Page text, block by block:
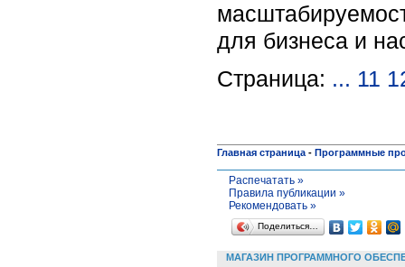
для бизнеса и
Страница: ... 11
Главная страница - Программные
Распечатать »
Правила публикации »
Рекомендовать »
Поделиться…
МАГАЗИН ПРОГРАММНОГО